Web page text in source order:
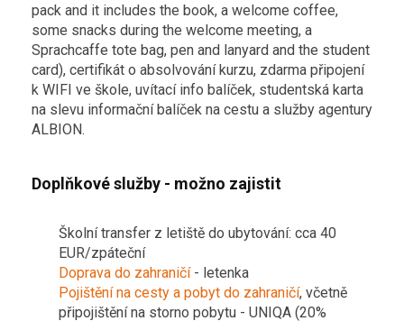
pack and it includes the book, a welcome coffee,
some snacks during the welcome meeting, a
Sprachcaffe tote bag, pen and lanyard and the student
card), certifikát o absolvování kurzu, zdarma připojení
k WIFI ve škole, uvítací info balíček, studentská karta
na slevu informační balíček na cestu a služby agentury
ALBION.
Doplňkové služby - možno zajistit
Školní transfer z letiště do ubytování: cca 40
EUR/zpáteční
Doprava do zahraničí- letenka
Pojištění na cesty a pobyt do zahraničí, včetně
připojištění na storno pobytu - UNIQA (20%